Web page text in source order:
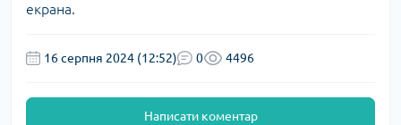
екрана.
16 серпня 2024 (12:52) 0 4496
Написати коментар